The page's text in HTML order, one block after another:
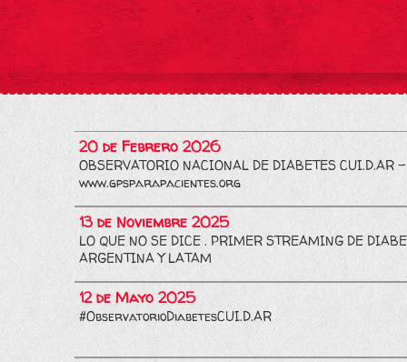
20 de Febrero 2026
OBSERVATORIO NACIONAL DE DIABETES CUI.D.AR -
www.gpsparapacientes.org
13 de Noviembre 2025
LO QUE NO SE DICE . PRIMER STREAMING DE
ARGENTINA Y LATAM
12 de Mayo 2025
#ObservatorioDiabetesCUI.D.AR